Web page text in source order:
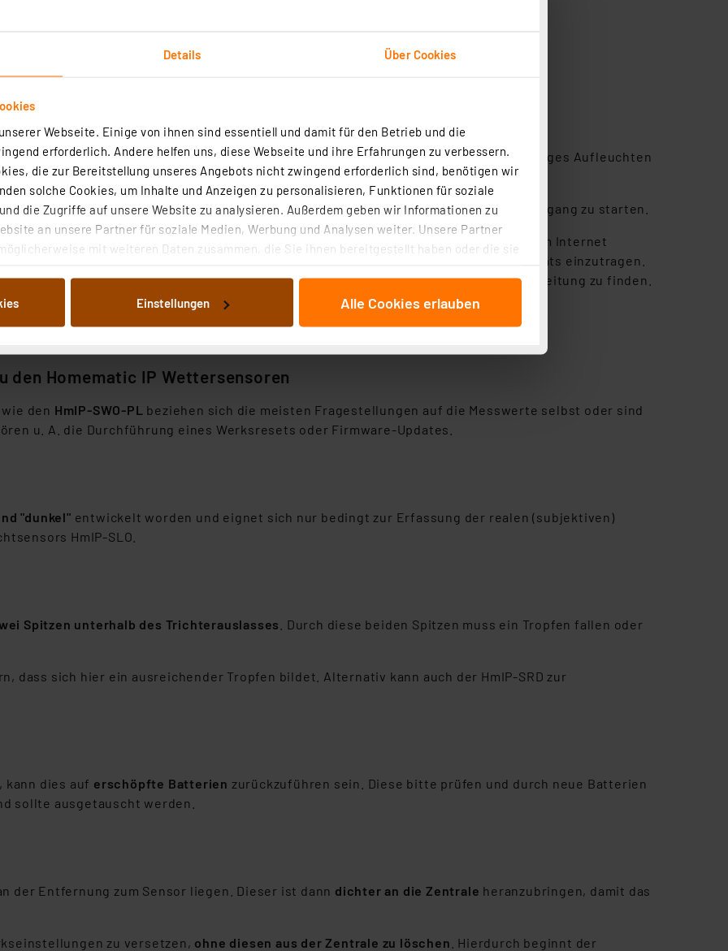
Details Über Cookies
Webseite. Einige von ihnen sind essentiell und damit für den Betrieb und die
erforderlich. Andere helfen uns, diese Webseite und ihre Erfahrungen zu verbessern.
die zur Bereitstellung unseres Angebots nicht zwingend erforderlich sind, benötigen wir
solche Cookies, um Inhalte und Anzeigen zu personalisieren, Funktionen für soziale
die Zugriffe auf unsere Website zu analysieren. Außerdem geben wir Informationen zu
an unsere Partner für soziale Medien, Werbung und Analysen weiter. Unsere Partner
mit weiteren Daten zusammen, die Sie ihnen bereitgestellt haben oder die sie
dargestellten bzw. die von Ihnen ausgewählten Verarbeitungszwecke (Art. 6
Auflistung der einzelnen Cookies nach Zweck und Anbieter ist durch Klick auf den
Rechtmäßigkeit der Speicherung, Abrufung und Weiterverarbeitung dieser Daten zur
zum Zeitpunkt des Widerrufs bleibt hiervon unberührt. Ihre Browser-Einstellungen können
nicht längerfristig gespeichert werden und dieses Banner erneut angezeigt wird.
ggf. auch die Verarbeitung Ihrer Daten in den USA gemäß Art. 49 (1) lit. a DSGVO.
der EU. Dies bedeutet, dass die USA als Land mit unzureichendem
eingestuft wird. So besteht etwa das Risiko, dass US-Behörden personenbezogene
Beurteilung der mit der Datenübermittlung, insbesondere der Art der übermittelten
Einstellungen Alle Cookies erlauben
Statusmeldungen
an RaspberryMatic
sich dann für die nächstendrei Minuten im Anlernmodus. Dies wird durch ein oranges Aufleuchten
anlernen" zu wählen. Im sich öffnenden Fenster ist dann der geeignete Anlernvorgang zu starten.
Sie "Homematic IP Gerät mit Internetzugang anlernen". Ist die Zentrale nicht mit dem Internet
Internetzugang anlernen" zu nutzen. Hierbei ist dann die SGTIN und der Key des Geräts einzutragen.
des Geräts. Dieser ist in der Regel in der dem Gerät beiliegenden Bedienungsanleitung zu finden.
den Homematic IP Wettersensoren
den HmIP-SWO-PL beziehen sich die meisten Fragestellungen auf die Messwerte selbst oder sind
u. A. die Durchführung eines Werksresets oder Firmware-Updates.
"dunkel" entwickelt worden und eignet sich nur bedingt zur Erfassung der realen (subjektiven)
HmIP-SLO.
Spitzen unterhalb des Trichterauslasses
. Durch diese beiden Spitzen muss ein Tropfen fallen oder
dass sich hier ein ausreichender Tropfen bildet. Alternativ kann auch der HmIP-SRD zur
dies auf erschöpfte Batterien zurückzuführen sein. Diese bitte prüfen und durch neue Batterien
sollte ausgetauscht werden.
der Entfernung zum Sensor liegen. Dieser ist dann dichter an die Zentrale heranzubringen, damit das
zu versetzen, ohne diesen aus der Zentrale zu löschen . Hierdurch beginnt der